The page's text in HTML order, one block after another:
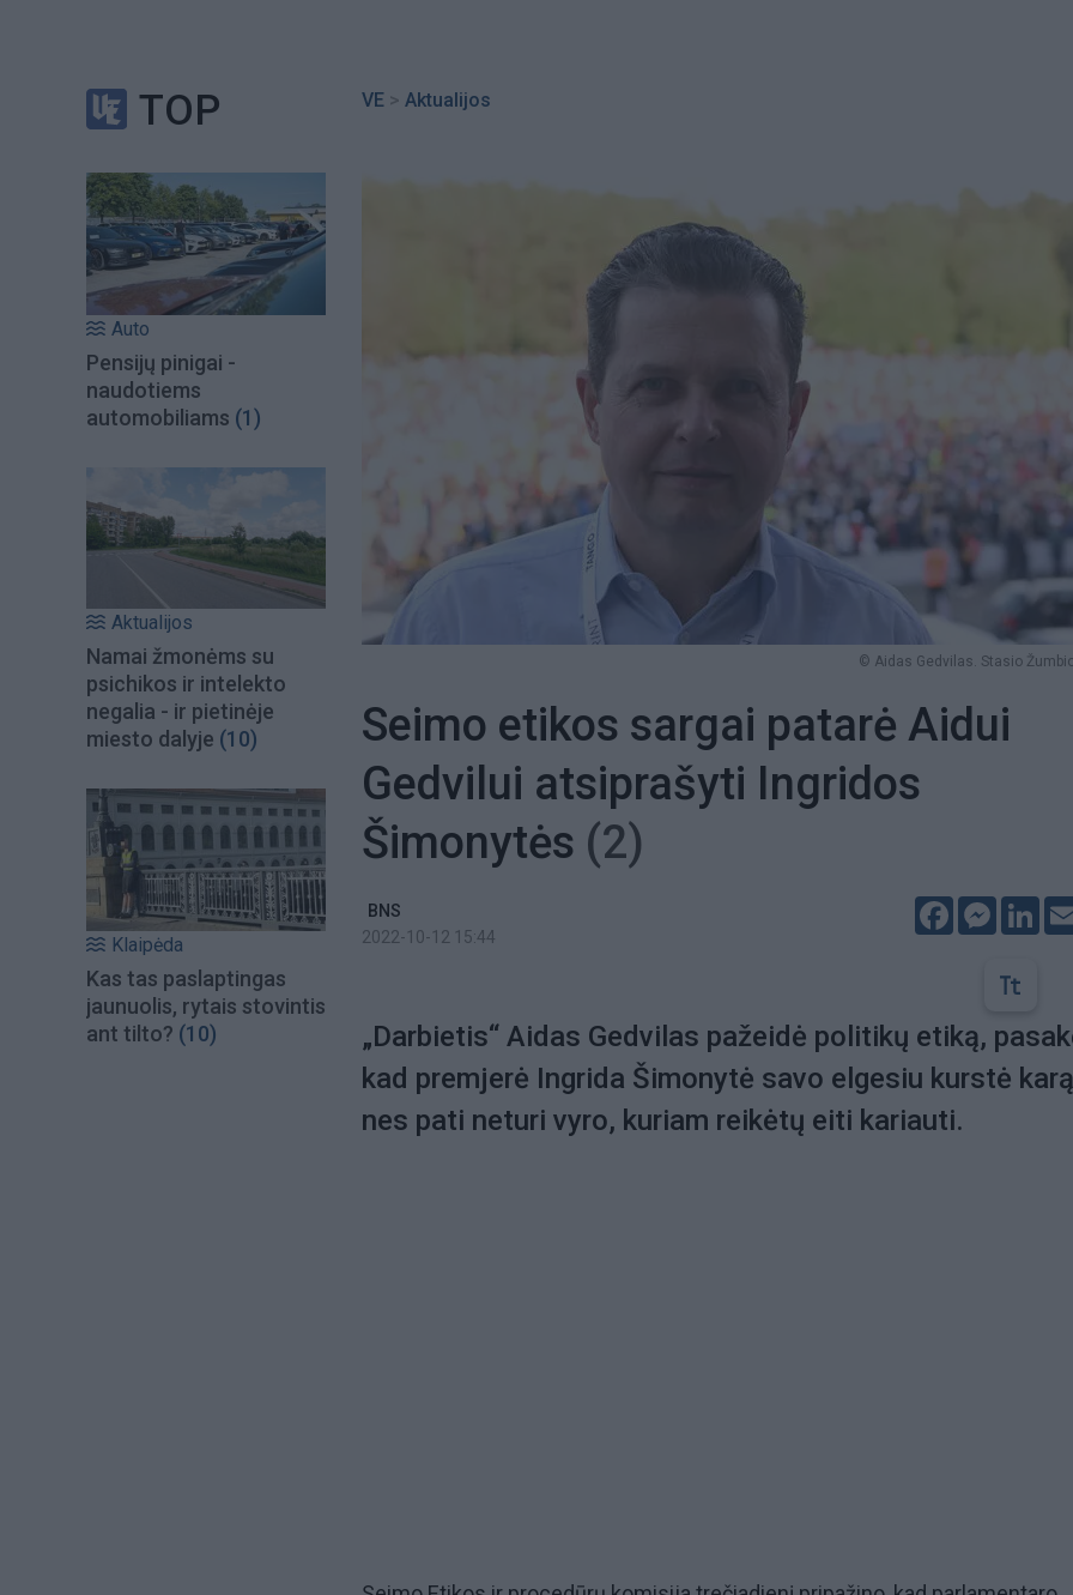
TOP
Auto
Pensijų pinigai -
naudotiems
automobiliams (1)
Aktualijos
Namai žmonėms su
psichikos ir intelekto
negalia - ir pietinėje
miesto dalyje (10)
Klaipėda
Kas tas paslaptingas
jaunuolis, rytais stovintis
ant tilto? (10)
VE > Aktualijos
© Aidas Gedvilas. Stasio
Seimo etikos sargai patarė Aidui
Gedvilui atsiprašyti Ingridos
Šimonytės (2)
BNS
2022-10-12 15:44
Facebook
„Darbietis“ Aidas Gedvilas pažeidė politikų etiką,
kad premjerė Ingrida Šimonytė savo elgesiu kurstė
nes pati neturi vyro, kuriam reikėtų eiti kariauti.